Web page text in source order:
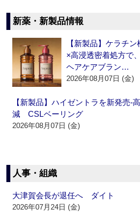
新薬・新製品情報
【新製品】ケラチ
×高浸透密着処方で
ヘアケアブラン…
2026年08月07日 (金)
【新製品】ハイゼントラを新発売‐
減 CSLベーリング
2026年08月07日 (金)
人事・組織
大津賀会長が退任へ ダイト
2026年07月24日 (金)